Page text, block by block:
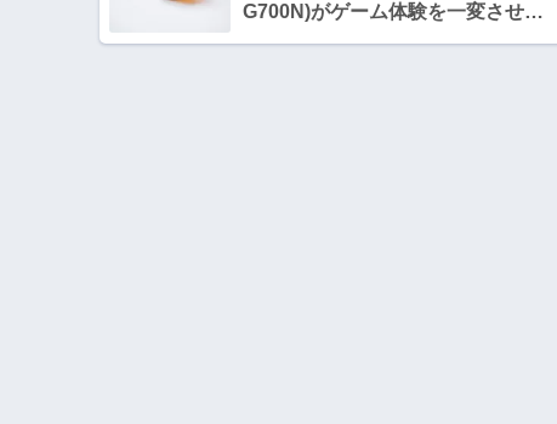
G700N)がゲーム体験を一変させる